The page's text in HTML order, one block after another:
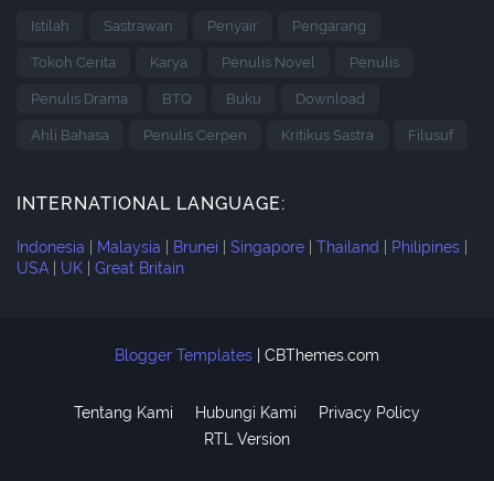
Istilah Sastrawan Penyair Pengarang
Tokoh Cerita Karya Penulis Novel Penulis
Penulis Drama BTQ Buku Download
Ahli Bahasa Penulis Cerpen Kritikus Sastra Filusuf
INTERNATIONAL LANGUAGE:
Indonesia Malaysia Brunei Singapore Thailand Philipines
USA
UK Great Britain
Blogger Templates CBThemes.com
Tentang Kami Hubungi Kami
Privacy Policy
RTL Version